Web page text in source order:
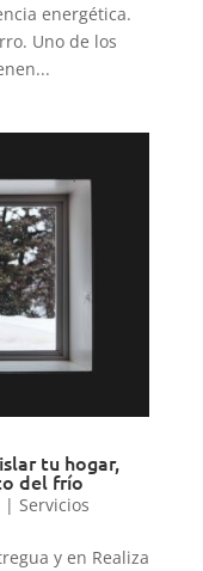
energética.
Uno de los
tu hogar,
del frío
|Servicios
y en Realiza